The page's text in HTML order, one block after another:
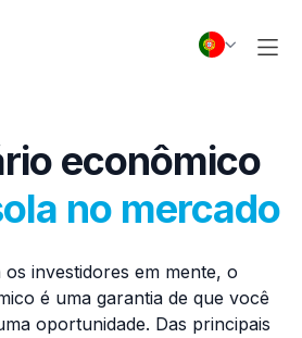
econômico
no mercado
investidores em mente, o
é uma garantia de que você
oportunidade. Das principais